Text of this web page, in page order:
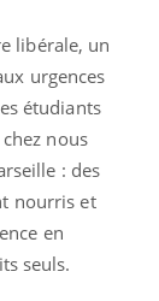
libérale, un
urgences
étudiants
nous
: des
nourris et
en
seuls.